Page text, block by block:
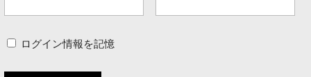
ログイン情報を記憶